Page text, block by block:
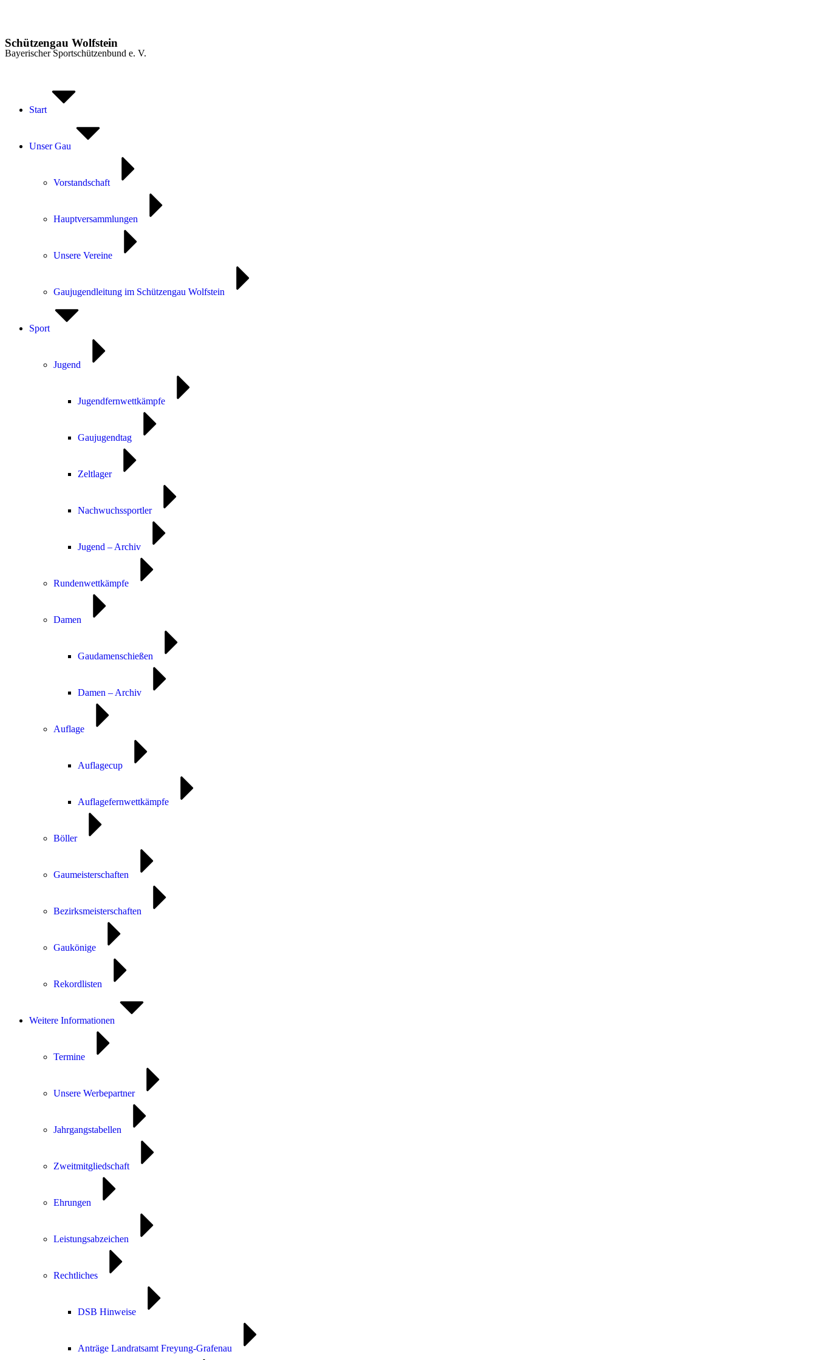
Schützengau Wolfstein
Bayerischer Sportschützenbund e. V.
Start
Unser Gau
Vorstandschaft
Hauptversammlungen
Unsere Vereine
Gaujugendleitung im Schützengau Wolfstein
Sport
Jugend
Jugendfernwettkämpfe
Gaujugendtag
Zeltlager
Nachwuchssportler
Jugend – Archiv
Rundenwettkämpfe
Damen
Gaudamenschießen
Damen – Archiv
Auflage
Auflagecup
Auflagefernwettkämpfe
Böller
Gaumeisterschaften
Bezirksmeisterschaften
Gaukönige
Rekordlisten
Weitere Informationen
Termine
Unsere Werbepartner
Jahrgangstabellen
Zweitmitgliedschaft
Ehrungen
Leistungsabzeichen
Rechtliches
DSB Hinweise
Anträge Landratsamt Freyung-Grafenau